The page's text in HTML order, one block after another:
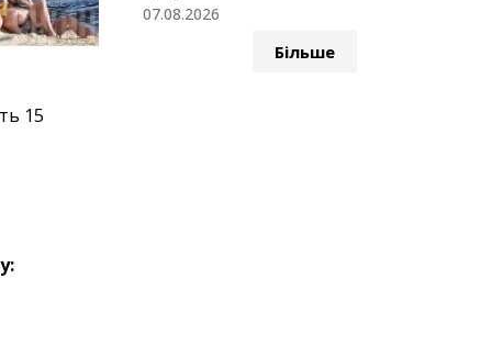
15
07.08.2026
Більше